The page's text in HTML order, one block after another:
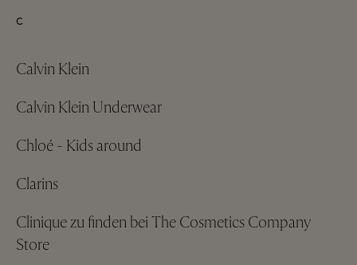
C
Calvin Klein
Calvin Klein Underwear
Chloé - Kids around
Clarins
Clinique zu finden bei The Cosmetics Company
Store